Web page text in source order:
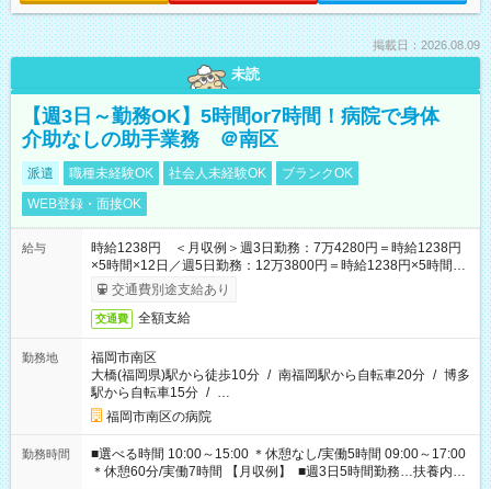
掲載日：2026.08.09
未読
【週3日～勤務OK】5時間or7時間！病院で身体
介助なしの助手業務 ＠南区
派遣 職種未経験OK 社会人未経験OK
ブランクOK
WEB登録・面接OK
給与
時給1238円 ＜月収例＞週3日勤務：7万4280円＝時給1238円
×5時間×12日／週5日勤務：12万3800円＝時給1238円×5時間
×20日★前払い制度あり（会社規定内）
交通費別途支給あり
交通費 全額支給
勤務地
福岡市南区
大橋(福岡県)駅から徒歩10分 / 南福岡駅から自転車20分 / 博多
駅から自転車15分 / …
福岡市南区の病院
勤務時間
■選べる時間 10:00～15:00 ＊休憩なし/実働5時間 09:00～17:00
＊休憩60分/実働7時間 【月収例】 ■週3日5時間勤務…扶養内可